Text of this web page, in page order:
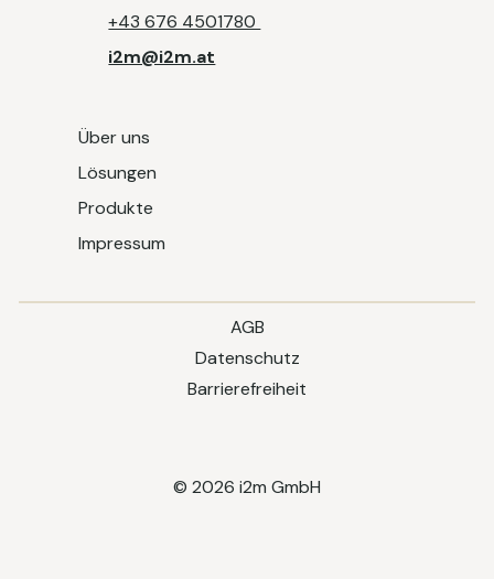
+43 676 4501780
i2m@i2m.at​
Über uns
Lösungen
Produkte
Impressum
AGB
Datenschutz
Barrierefreiheit
© 2026 i2m GmbH